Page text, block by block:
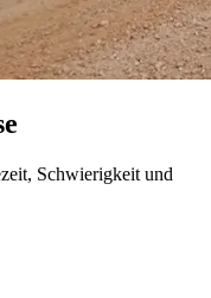
Schwierigkeit und